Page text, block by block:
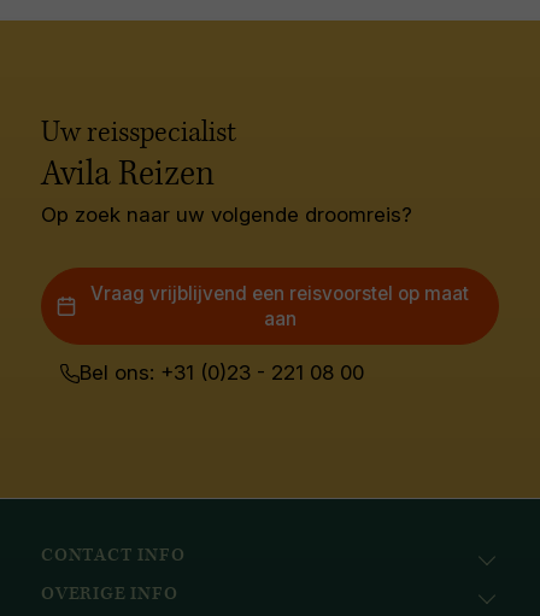
Uw reisspecialist
Avila Reizen
Op zoek naar uw volgende droomreis?
Vraag vrijblijvend een reisvoorstel op maat
aan
Bel ons: +31 (0)23 - 221 08 00
CONTACT INFO
Avila Reizen
OVERIGE INFO